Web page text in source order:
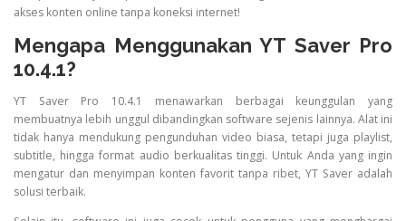
akses konten online tanpa koneksi internet!
Mengapa Menggunakan YT Saver Pro
10.4.1?
YT Saver Pro 10.4.1 menawarkan berbagai keunggulan yang
membuatnya lebih unggul dibandingkan software sejenis lainnya. Alat ini
tidak hanya mendukung pengunduhan video biasa, tetapi juga playlist,
subtitle, hingga format audio berkualitas tinggi. Untuk Anda yang ingin
mengatur dan menyimpan konten favorit tanpa ribet, YT Saver adalah
solusi terbaik.